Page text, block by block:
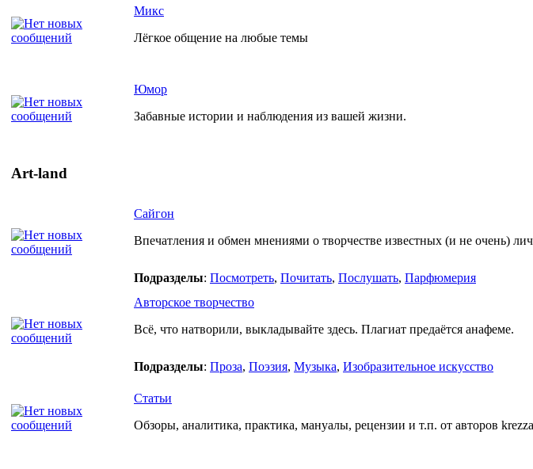
Микс
Лёгкое общение на любые темы
Юмор
Забавные истории и наблюдения из вашей жизни.
Art-land
Сайгон
Впечатления и обмен мнениями о творчестве известных (и не очень)
Подразделы: Посмотреть, Почитать, Послушать, Парфюмерия
Авторское творчество
Всё, что натворили, выкладывайте здесь. Плагиат предаётся анафеме.
Подразделы: Проза, Поэзия, Музыка, Изобразительное искусство
Статьи
Обзоры, аналитика, практика, мануалы, рецензии и т.п. от авторов